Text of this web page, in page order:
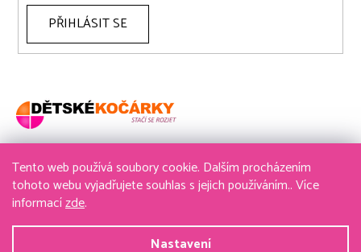
Tento web používá soubory cookie. Dalším procházením
tohoto webu vyjadřujete souhlas s jejich používáním.. Více
informacízde.
Nastavení
PŘIHLÁSIT SE
736 611 204